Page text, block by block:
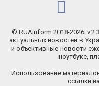
© RUAinform 2018-2026.
актуальных новостей в
и объективные новости
ноутбуке,
Использование
ссылки